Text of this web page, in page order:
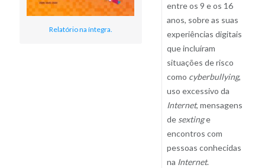
Relatório na íntegra.
entre os 9 e os 16
anos, sobre as suas
experiências digitais
que incluíram
situações de risco
como cyberbullying,
uso excessivo da
Internet, mensagens
de sextinge
encontros com
pessoas conhecidas
na Internet.